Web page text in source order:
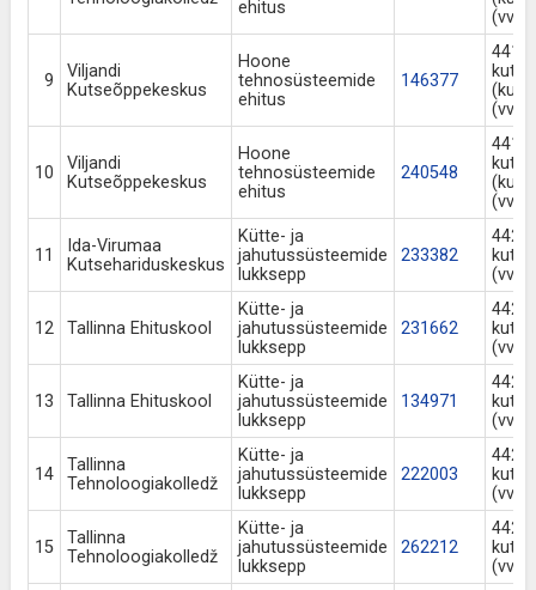
ehitus
(vv
9
Viljandi
Kutseõppekeskus
Hoone
tehnosüsteemide
ehitus
146377
441
(vv
10
Viljandi
Kutseõppekeskus
Hoone
tehnosüsteemide
ehitus
240548
441
(vv
11
Ida-Virumaa
Kutsehariduskeskus
Kütte- ja
jahutussüsteemide
lukksepp
233382
442
(vv
12 Tallinna Ehituskool
Kütte- ja
jahutussüsteemide
lukksepp
231662
442
(vv
13 Tallinna Ehituskool
Kütte- ja
jahutussüsteemide
lukksepp
134971
442
(vv
14
Tallinna
Tehnoloogiakolledž
Kütte- ja
jahutussüsteemide
lukksepp
222003
442
(vv
15
Tallinna
Tehnoloogiakolledž
Kütte- ja
jahutussüsteemide
lukksepp
262212
442
(vv